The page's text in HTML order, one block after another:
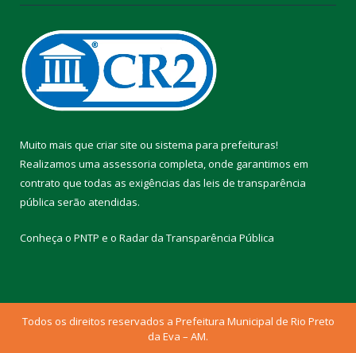
Muito mais que criar site ou sistema para prefeituras!
Realizamos uma assessoria completa, onde garantimos em
contrato que todas as exigências das leis de transparência
pública serão atendidas.
Conheça o PNTP e o Radar da Transparência Pública
Todos os direitos reservados a Prefeitura Municipal de Rio Preto
da Eva – AM.